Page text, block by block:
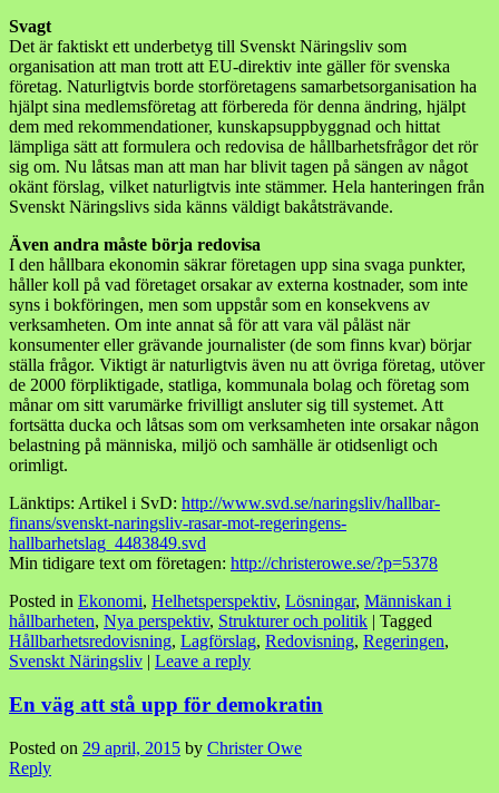
Svagt
Det är faktiskt ett underbetyg till Svenskt Näringsliv som
organisation att man trott att EU-direktiv inte gäller för svenska
företag. Naturligtvis borde storföretagens samarbetsorganisation ha
hjälpt sina medlemsföretag att förbereda för denna ändring, hjälpt
dem med rekommendationer, kunskapsuppbyggnad och hittat
lämpliga sätt att formulera och redovisa de hållbarhetsfrågor det rör
sig om. Nu låtsas man att man har blivit tagen på sängen av något
okänt förslag, vilket naturligtvis inte stämmer. Hela hanteringen från
Svenskt Näringslivs sida känns väldigt bakåtsträvande.
Även andra måste börja redovisa
I den hållbara ekonomin säkrar företagen upp sina svaga punkter,
håller koll på vad företaget orsakar av externa kostnader, som inte
syns i bokföringen, men som uppstår som en konsekvens av
verksamheten. Om inte annat så för att vara väl påläst när
konsumenter eller grävande journalister (de som finns kvar) börjar
ställa frågor. Viktigt är naturligtvis även nu att övriga företag, utöver
de 2000 förpliktigade, statliga, kommunala bolag och företag som
månar om sitt varumärke frivilligt ansluter sig till systemet. Att
fortsätta ducka och låtsas som om verksamheten inte orsakar någon
belastning på människa, miljö och samhälle är otidsenligt och
orimligt.
Länktips: Artikel i SvD: http://www.svd.se/naringsliv/hallbar-
finans/svenskt-naringsliv-rasar-mot-regeringens-
hallbarhetslag_4483849.svd
Min tidigare text om företagen: http://christerowe.se/?p=5378
Posted in Ekonomi, Helhetsperspektiv, Lösningar, Människan i
hållbarheten, Nya perspektiv, Strukturer och politik | Tagged
Hållbarhetsredovisning, Lagförslag, Redovisning, Regeringen,
Svenskt Näringsliv | Leave a reply
En väg att stå upp för demokratin
Posted on 29 april, 2015 by Christer Owe
Reply